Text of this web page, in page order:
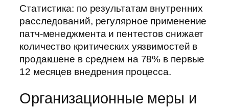
Статистика: по результатам внутренних
расследований, регулярное применение
патч-менеджмента и пентестов снижает
количество критических уязвимостей в
продакшене в среднем на 78% в первые
12 месяцев внедрения процесса.
Организационные меры и